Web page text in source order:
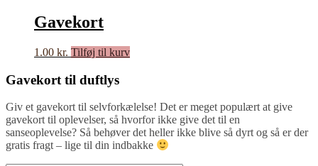
Gavekort
1.00 kr. Tilføj til kurv
Gavekort til duftlys
Giv et gavekort til selvforkælelse! Det er meget populært at give
gavekort til oplevelser, så hvorfor ikke give det til en
sanseoplevelse? Så behøver det heller ikke blive så dyrt og så er der
gratis fragt – lige til din indbakke